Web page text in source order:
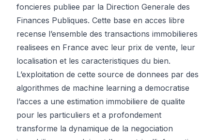
foncieres publiee par la Direction Generale des
Finances Publiques. Cette base en acces libre
recense l’ensemble des transactions immobilieres
realisees en France avec leur prix de vente, leur
localisation et les caracteristiques du bien.
L’exploitation de cette source de donnees par des
algorithmes de machine learning a democratise
l’acces a une estimation immobiliere de qualite
pour les particuliers et a profondement
transforme la dynamique de la negociation